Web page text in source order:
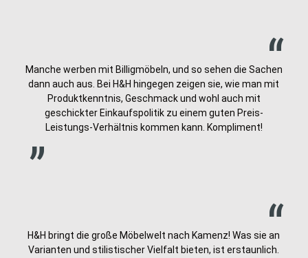
„
Manche werben mit Billigmöbeln, und so sehen die Sachen
dann auch aus. Bei H&H hingegen zeigen sie, wie man mit
Produktkenntnis, Geschmack und wohl auch mit
geschickter Einkaufspolitik zu einem guten Preis-
Leistungs-Verhältnis kommen kann. Kompliment!
„
H&H bringt die große Möbelwelt nach Kamenz! Was sie an
Varianten und stilistischer Vielfalt bieten, ist erstaunlich.„